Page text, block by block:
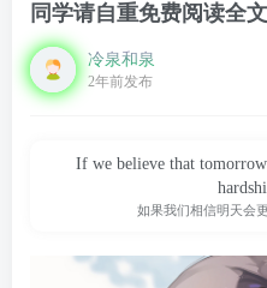
同学请自重免费阅读全
冷泉和泉
2年前发布
If we believe that
如果我们相信明天会